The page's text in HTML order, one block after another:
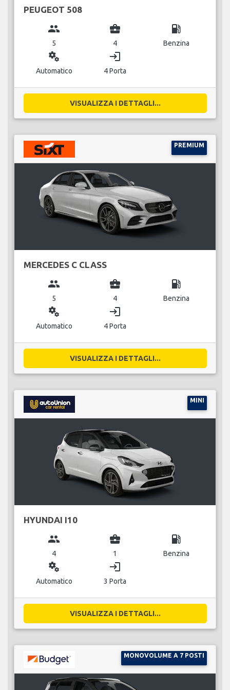
PEUGEOT 508
group
5
business_center
4
local_gas_station
Benzina
miscellaneous_services
Automatico
login
4 Porta
VISUALIZZA I DETTAGLI...
PREMIUM
MERCEDES C CLASS
group
5
business_center
4
local_gas_station
Benzina
miscellaneous_services
Automatico
login
4 Porta
VISUALIZZA I DETTAGLI...
MINI
HYUNDAI I10
group
4
business_center
1
local_gas_station
Benzina
miscellaneous_services
Automatico
login
3 Porta
VISUALIZZA I DETTAGLI...
MONOVOLUME A 7 POSTI